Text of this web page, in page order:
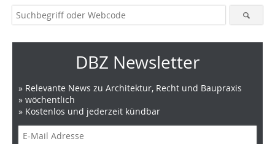
DBZ Newsletter
» Relevante News zu Architektur, Recht und Baupraxis
» wöchentlich
» Kostenlos und jederzeit kündbar